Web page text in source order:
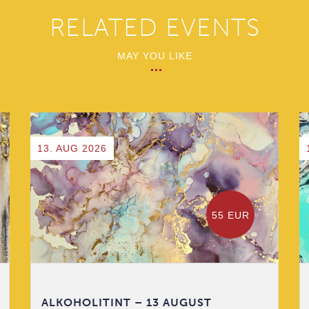
RELATED EVENTS
MAY YOU LIKE
13. AUG 2026
55 EUR
ALKOHOLITINT – 13 AUGUST